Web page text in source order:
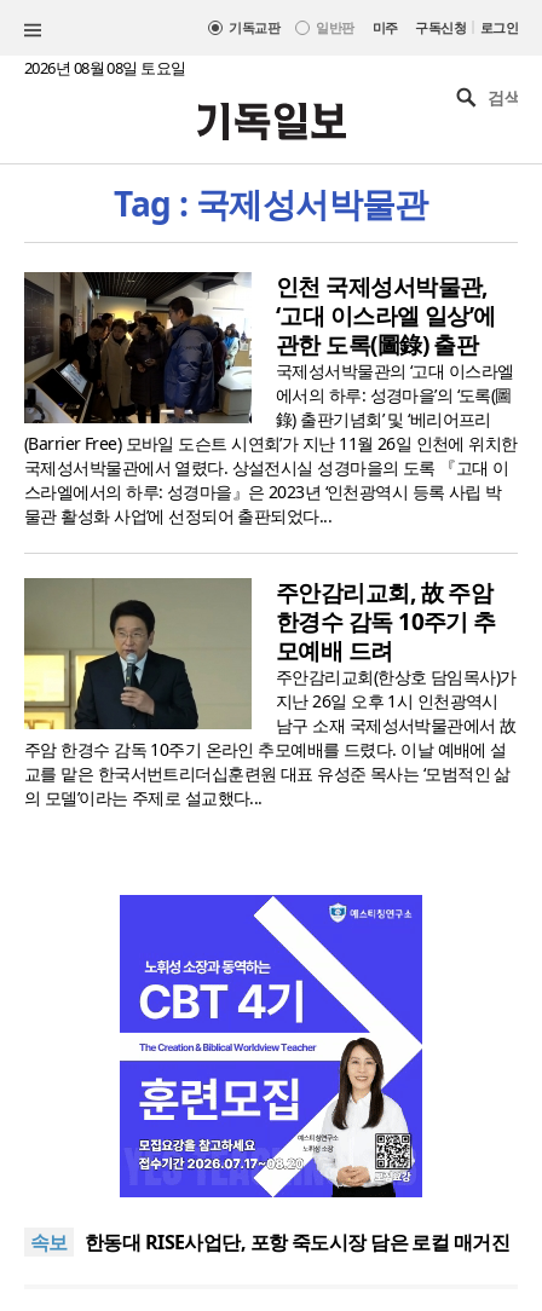
기독교판 일반판 미주 구독신청 | 로그인
2026년 08월 08일 토요일
Tag : 국제성서박물관
인천 국제성서박물관,
‘고대 이스라엘 일상’에
관한 도록(圖錄) 출판
국제성서박물관의 ‘고대 이스라엘
에서의 하루: 성경마을’의 ‘도록(圖
錄) 출판기념회’ 및 ‘베리어프리
(Barrier Free) 모바일 도슨트 시연회’가 지난 11월 26일 인천에 위치한
국제성서박물관에서 열렸다. 상설전시실 성경마을의 도록 『고대 이
스라엘에서의 하루: 성경마을』은 2023년 ‘인천광역시 등록 사립 박
물관 활성화 사업’에 선정되어 출판되었다...
주안감리교회, 故 주암
한경수 감독 10주기 추
모예배 드려
주안감리교회(한상호 담임목사)가
지난 26일 오후 1시 인천광역시
남구 소재 국제성서박물관에서 故
주암 한경수 감독 10주기 온라인 추모예배를 드렸다. 이날 예배에 설
교를 맡은 한국서번트리더십훈련원 대표 유성준 목사는 ‘모범적인 삶
의 모델’이라는 주제로 설교했다...
속보
느헤미야 연합기도회, ‘왕의 기도’로 나라·한국교회·다
여”
한동대 RISE사업단, 포항 죽도시장 담은 로컬 매거진